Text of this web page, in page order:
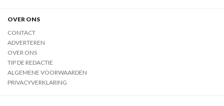
OVER ONS
CONTACT
ADVERTEREN
OVER ONS
TIP DE REDACTIE
ALGEMENE VOORWAARDEN
PRIVACYVERKLARING